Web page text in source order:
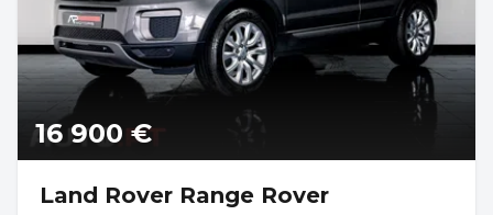
16 900 €
Land Rover Range Rover